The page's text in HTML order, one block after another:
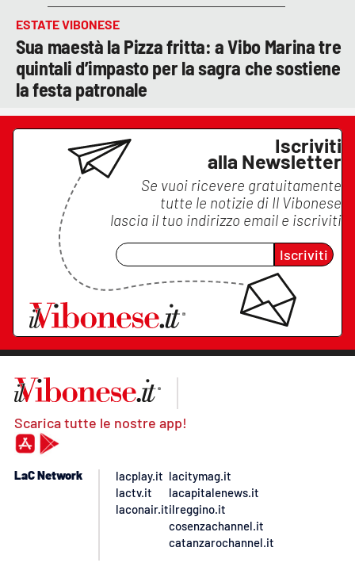
ESTATE VIBONESE
Sua maestà la Pizza fritta: a Vibo Marina tre
quintali d’impasto per la sagra che sostiene
la festa patronale
Iscriviti
alla Newsletter
Se vuoi ricevere gratuitamente
tutte le notizie di Il Vibonese
lascia il tuo indirizzo email e iscriviti
Iscriviti
Scarica tutte le nostre app!
LaC Network
lacplay.it
lactv.it
laconair.it
lacitymag.it
lacapitalenews.it
ilreggino.it
cosenzachannel.it
catanzarochannel.it